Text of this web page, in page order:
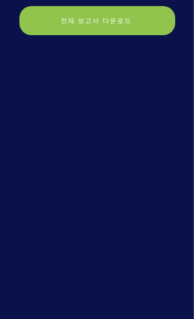
전체 보고서 다운로드